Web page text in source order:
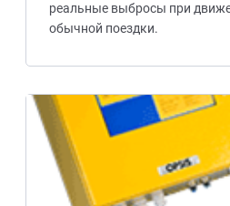
реальные выбросы при
обычной поездки.